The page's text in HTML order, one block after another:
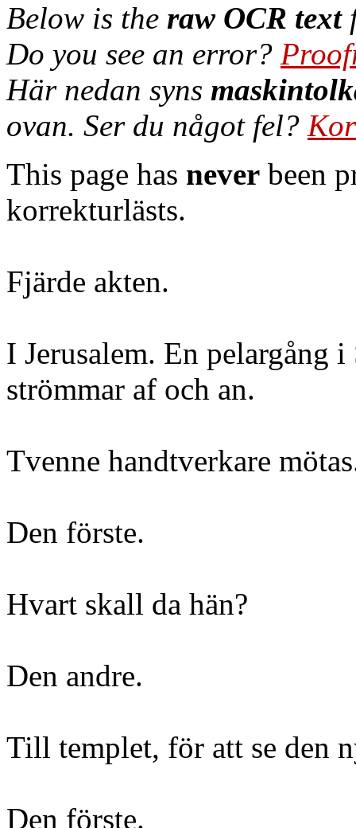
Below is the raw OCR text
Do you see an error?
Här nedan syns
ovan. Ser du något fel?
This page has never been
korrekturlästs.
Fjärde akten.
I Jerusalem. En pelargång
strömmar af och an.
Tvenne handtverkare
Den förste.
Hvart skall da hän?
Den andre.
Till templet, för att se den
Den förste.